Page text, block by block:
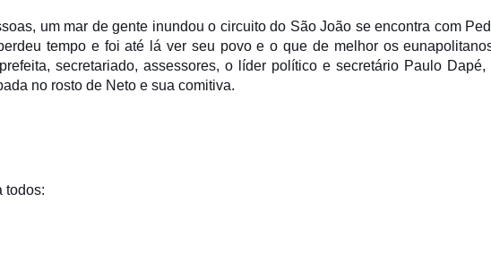
um mar de gente inundou o circuito do São João se encontra com
tempo e foi até lá ver seu povo e o que de melhor os
secretariado, assessores, o líder político e secretário Paulo Dapé,
no rosto de Neto e sua comitiva.
todos: